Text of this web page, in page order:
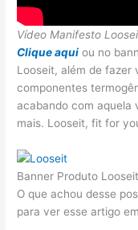
Vídeo Manifesto
Clique aqui ou no
Looseit, além de fazer
componentes
acabando com aquela
mais. Looseit, fit for
Banner Produto Looseit
O que achou desse
para ver esse artigo